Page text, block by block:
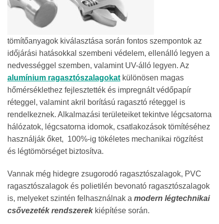
tömítőanyagok kiválasztása során fontos szempontok az
időjárási hatásokkal szembeni védelem, ellenálló legyen a
nedvességgel szemben, valamint UV-álló legyen. Az
alumínium ragasztószalagokat különösen magas
hőmérséklethez fejlesztették és impregnált védőpapír
réteggel, valamint akril borítású ragasztó réteggel is
rendelkeznek. Alkalmazási területeiket tekintve légcsatorna
hálózatok, légcsatorna idomok, csatlakozások tömítéséhez
használják őket, 100%-ig tökéletes mechanikai rögzítést
és légtömörséget biztosítva.
Vannak még hidegre zsugorodó ragasztószalagok, PVC
ragasztószalagok és polietilén bevonató ragasztószalagok
is, melyeket szintén felhasználnak a modern légtechnikai
csővezeték rendszerekkiépítése során.